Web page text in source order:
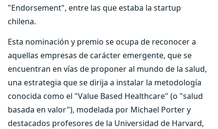
"Endorsement", entre las que estaba la startup
chilena.
Esta nominación y premio se ocupa de reconocer a
aquellas empresas de carácter emergente, que se
encuentran en vías de proponer al mundo de la salud,
una estrategia que se dirija a instalar la metodología
conocida como el "Value Based Healthcare" (o "salud
basada en valor"), modelada por Michael Porter y
destacados profesores de la Universidad de Harvard,